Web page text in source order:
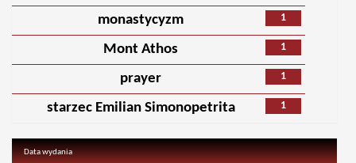
1
monastycyzm
1
Mont Athos
1
prayer
1
starzec Emilian Simonopetrita
Data wydania